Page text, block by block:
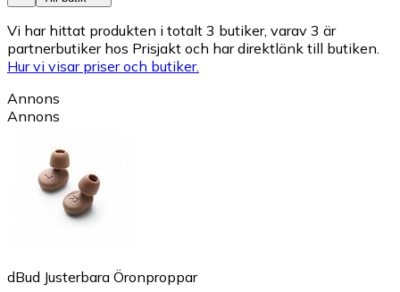
Vi har hittat produkten i totalt 3 butiker, varav 3 är
partnerbutiker hos Prisjakt och har direktlänk till butiken.
Hur vi visar priser och butiker.
Annons
Annons
dBud Justerbara Öronproppar